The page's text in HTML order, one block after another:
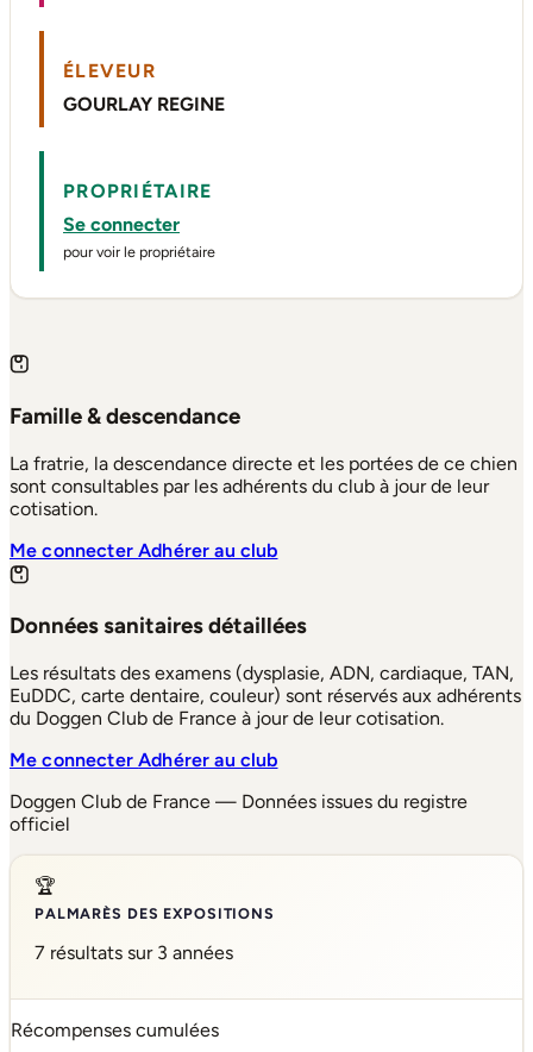
ÉLEVEUR
GOURLAY REGINE
PROPRIÉTAIRE
Se connecter
pour voir le propriétaire
Famille & descendance
La fratrie, la descendance directe et les portées de ce chien
sont consultables par les adhérents du club à jour de leur
cotisation.
Me connecterAdhérer au club
Données sanitaires détaillées
Les résultats des examens (dysplasie, ADN, cardiaque, TAN,
EuDDC, carte dentaire, couleur) sont réservés aux adhérents
du Doggen Club de France à jour de leur cotisation.
Me connecterAdhérer au club
Doggen Club de France — Données issues du registre
officiel
🏆
PALMARÈS DES EXPOSITIONS
7 résultats sur 3 années
Récompenses cumulées